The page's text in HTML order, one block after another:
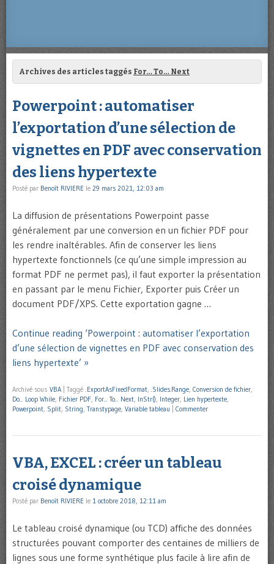
Archives des articles taggés For… To… Next
Powerpoint : automatiser
l’exportation d’une sélection de
vignettes en PDF avec conservation
des liens hypertexte
Posté par Benoît RIVIERE le 29 mars 2021, 12:03 am
La diffusion de présentations Powerpoint passe
généralement par une conversion en un fichier PDF pour
les rendre inaltérables. Afin de conserver les liens
hypertexte fonctionnels (ce qu’une simple impression au
format PDF ne permet pas), il faut exporter la présentation
en passant par le menu Fichier, Exporter puis Créer un
document PDF/XPS. Cette exportation gagne …
Continue reading ‘Powerpoint : automatiser l’exportation
d’une sélection de vignettes en PDF avec conservation des
liens hypertexte’ »
Archivé sous VBA Taggé .ExportAsFixedFormat, .Slides.Range, Conversion de fichier,
Do... Loop While, Fichier PDF, For... To... Next, InStr(), Integer, Lien hypertexte,
Powerpoint, Split, String, Transtypage, Variable tableau Commenter
VBA, EXCEL : créer un tableau
croisé dynamique
Posté par Benoît RIVIERE le 1 octobre 2018, 12:11 am
Le tableau croisé dynamique (ou TCD) affiche des données
structurées pouvant comporter des centaines de milliers de
lignes sous une forme synthétique plus facile à lire afin de